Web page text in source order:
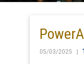
05/03/2025 |